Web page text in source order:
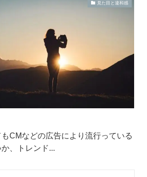
見た目と違和感
CMなどの広告により流行っている
、トレンド...